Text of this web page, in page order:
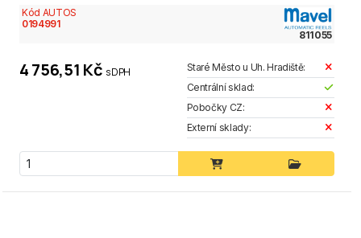
Kód AUTOS
0194991
811055
4 756,51 Kč s DPH
Staré Město u Uh. Hradiště:
Centrální sklad:
Pobočky CZ:
Externí sklady: